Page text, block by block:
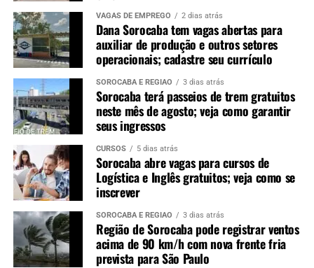
VAGAS DE EMPREGO 2 dias atrás
Dana Sorocaba tem vagas abertas para
auxiliar de produção e outros setores
operacionais; cadastre seu currículo
SOROCABA E REGIÃO 3 dias atrás
Sorocaba terá passeios de trem gratuitos
neste mês de agosto; veja como garantir
seus ingressos
CURSOS 5 dias atrás
Sorocaba abre vagas para cursos de
Logística e Inglês gratuitos; veja como se
inscrever
SOROCABA E REGIÃO 3 dias atrás
Região de Sorocaba pode registrar ventos
acima de 90 km/h com nova frente fria
prevista para São Paulo